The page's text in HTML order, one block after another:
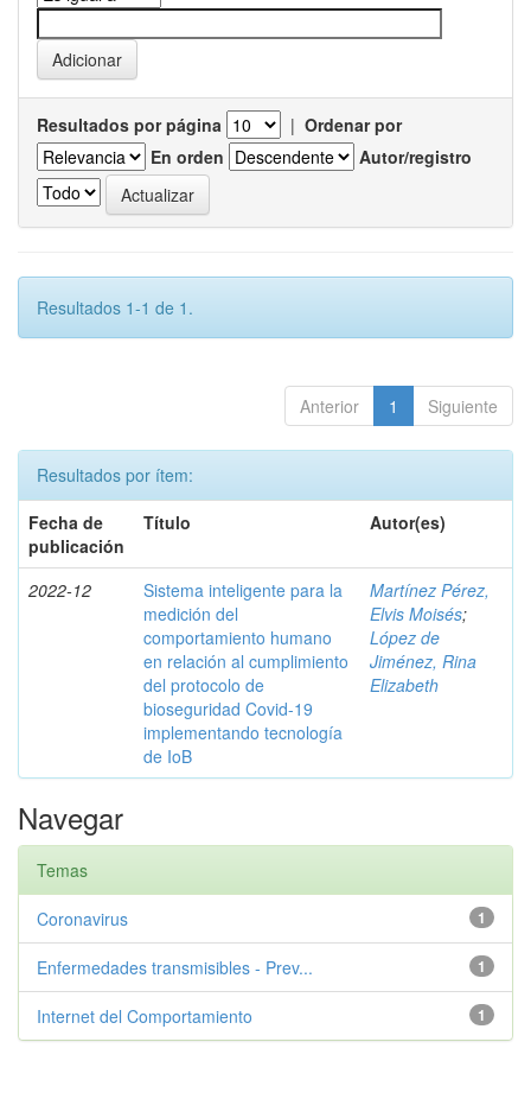
Resultados por página | Ordenar por
En orden
Autor/registro
Resultados 1-1 de 1.
Anterior 1 Siguiente
Resultados por ítem:
Fecha de
publicación
Título Autor(es)
2022-12
Sistema inteligente para la
medición del
comportamiento humano
en relación al cumplimiento
del protocolo de
bioseguridad Covid-19
implementando tecnología
de IoB
Martínez Pérez,
Elvis Moisés;
López de
Jiménez, Rina
Elizabeth
Navegar
Temas
1
Coronavirus
1
Enfermedades transmisibles - Prev...
1
Internet del Comportamiento